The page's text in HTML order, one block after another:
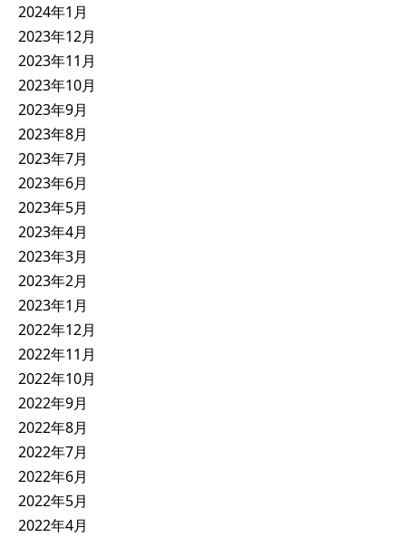
2024年1月
2023年12月
2023年11月
2023年10月
2023年9月
2023年8月
2023年7月
2023年6月
2023年5月
2023年4月
2023年3月
2023年2月
2023年1月
2022年12月
2022年11月
2022年10月
2022年9月
2022年8月
2022年7月
2022年6月
2022年5月
2022年4月